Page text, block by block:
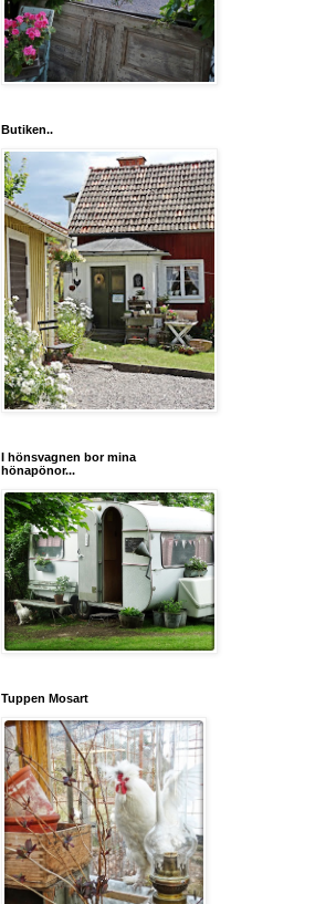
Butiken..
I hönsvagnen bor mina
hönapönor...
Tuppen Mosart